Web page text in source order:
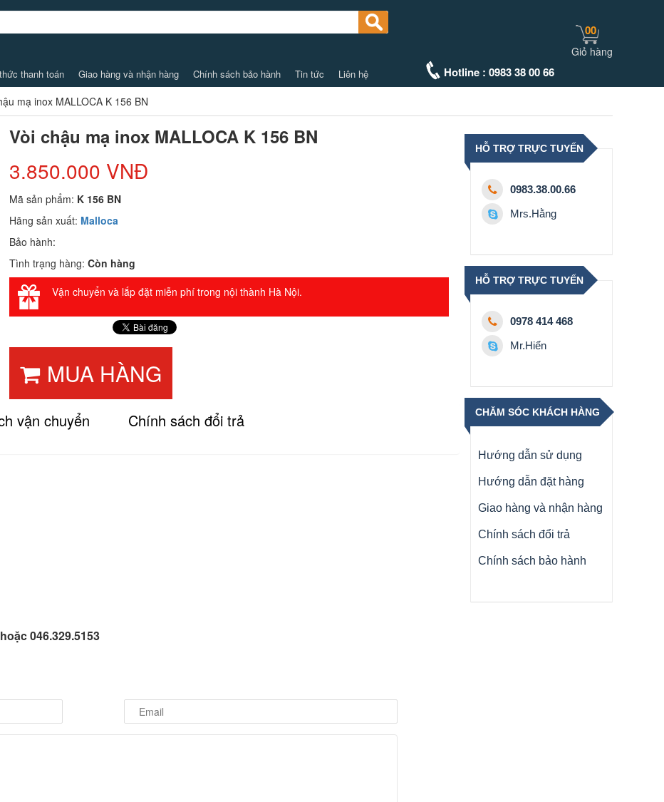
thanh toán Giao hàng và nhận hàng Chính sách bảo hành Tin tức Liên hệ Hotline : 0983 38 00 66
00
Giỏ hàng
mạ inox MALLOCA K 156 BN
Vòi chậu mạ inox MALLOCA K 156 BN
3.850.000 VNĐ
Mã sản phẩm: K 156 BN
Hãng sản xuất: Malloca
Bảo hành:
Tình trạng hàng:Còn hàng
Vận chuyển và lắp đặt miễn phí trong nội thành Hà Nội.
MUA HÀNG
vận chuyển Chính sách đổi trả
046.329.5153
HỖ TRỢ TRỰC TUYẾN
0983.38.00.66
Mrs.Hằng
HỖ TRỢ TRỰC TUYẾN
0978 414 468
Mr.Hiển
CHĂM SÓC KHÁCH HÀNG
Hướng dẫn sử dụng
Hướng dẫn đặt hàng
Giao hàng và nhận hàng
Chính sách đổi trả
Chính sách bảo hành